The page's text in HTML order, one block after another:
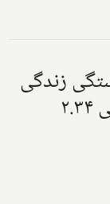
زندگی
می‌کنند؛ بدهی خانوارهای کانادایی ۲.۳۴